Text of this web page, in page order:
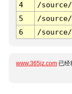
4
/
5
/
6
/
www.365jz.com 已经